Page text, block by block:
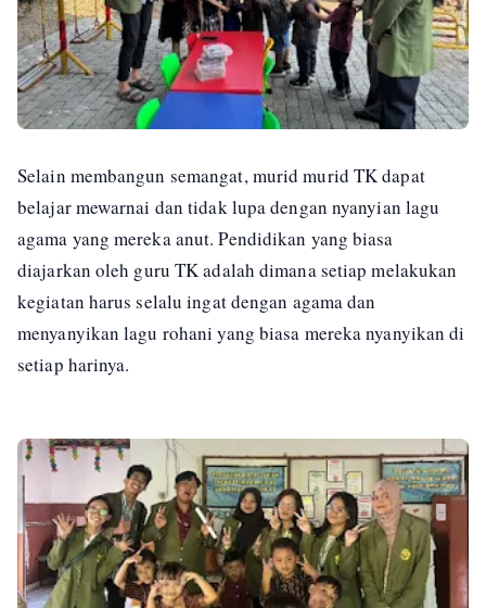
Selain membangun semangat, murid murid TK dapat
belajar mewarnai dan tidak lupa dengan nyanyian lagu
agama yang mereka anut. Pendidikan yang biasa
diajarkan oleh guru TK adalah dimana setiap melakukan
kegiatan harus selalu ingat dengan agama dan
menyanyikan lagu rohani yang biasa mereka nyanyikan di
setiap harinya.